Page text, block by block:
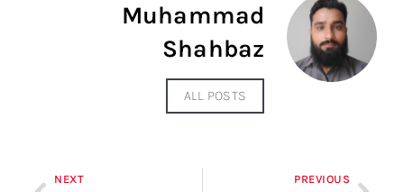
Muhammad
Shahbaz
ALL POSTS
PREVIOUS
NEXT